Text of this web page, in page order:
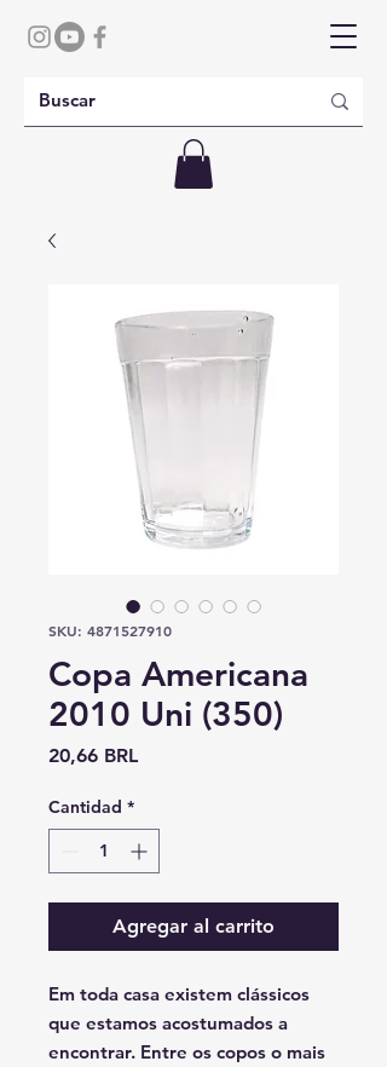
SKU: 4871527910
Copa Americana
2010 Uni (350)
20,66 BRL
Cantidad *
Agregar al carrito
Em toda casa existem clássicos
que estamos acostumados a
encontrar. Entre os copos o mais